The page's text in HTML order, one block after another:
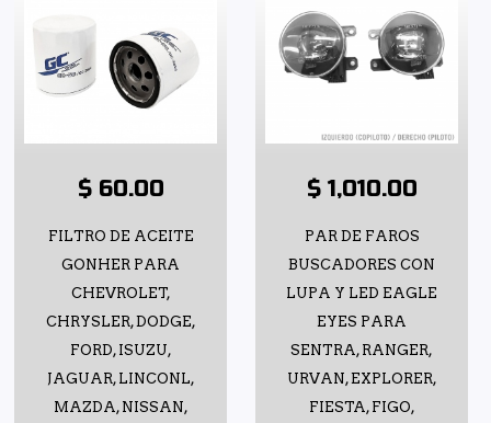
$ 60.00
FILTRO DE ACEITE
GONHER PARA
CHEVROLET,
CHRYSLER, DODGE,
FORD, ISUZU,
JAGUAR, LINCONL,
MAZDA, NISSAN,
$ 1,010.00
PAR DE FAROS
BUSCADORES CON
LUPA Y LED EAGLE
EYES PARA
SENTRA, RANGER,
URVAN, EXPLORER,
FIESTA, FIGO,